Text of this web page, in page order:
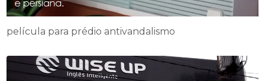
película para prédio antivandalismo